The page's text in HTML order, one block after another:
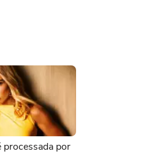
processada por